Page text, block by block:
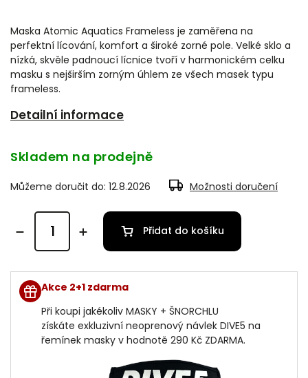
Maska Atomic Aquatics Frameless je zaměřena na
perfektní lícování, komfort a široké zorné pole. Velké sklo a
nízká, skvěle padnoucí lícnice tvoří v harmonickém celku
masku s nejširším zorným úhlem ze všech masek typu
frameless.
Detailní informace
Skladem na prodejně
Můžeme doručit do: 12.8.2026 Možnosti doručení
Přidat do košíku
Akce 2+1 zdarma
Při koupi jakékoliv MASKY + ŠNORCHLU
získáte exkluzivní neoprenový návlek DIVE5 na
řemínek masky v hodnotě 290 Kč ZDARMA.